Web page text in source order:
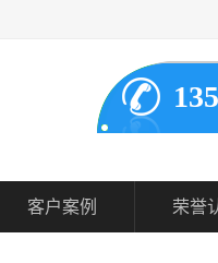
客户案例 荣誉